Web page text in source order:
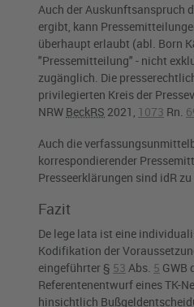
Auch der Auskunftsanspruch
ergibt, kann
überhaupt erlaubt (abl. Born
"Pressemitteilung" - nicht
zugänglich. Die
privilegierten Kreis der
NRW BeckRS 2021, 1073 Rn.
Auch die
korrespondierender
Presseerklärungen sind idR
Fazit
De lege lata ist eine
Kodifikation der
eingeführter § 53 Abs. 5 GWB
Referentenentwurf eines TK-
hinsichtlich